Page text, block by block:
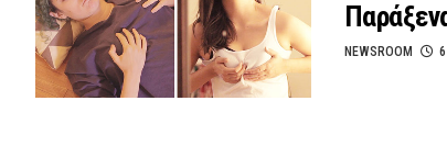
NEWSROOM